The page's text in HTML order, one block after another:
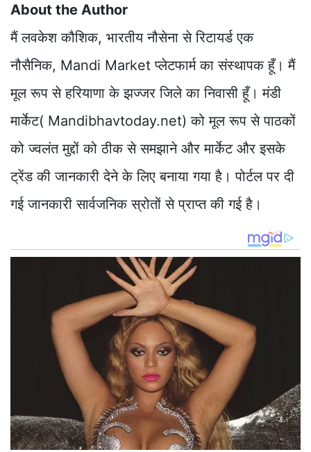
About the Author
मैं लवकेश कौशिक, भारतीय नौसेना से रिटायर्ड एक
नौसैनिक, Mandi Market प्लेटफार्म का संस्थापक हूँ। मैं
मूल रूप से हरियाणा के झज्जर जिले का निवासी हूँ। मंडी
मार्केट( Mandibhavtoday.net) को मूल रूप से पाठकों
को ज्वलंत मुद्दों को ठीक से समझाने और मार्केट और इसके
ट्रेंड की जानकारी देने के लिए बनाया गया है। पोर्टल पर दी
गई जानकारी सार्वजनिक स्रोतों से प्राप्त की गई है।